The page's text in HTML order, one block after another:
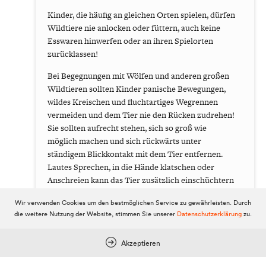
Kinder, die häufig an gleichen Orten spielen, dürfen
Wildtiere nie anlocken oder füttern, auch keine
Esswaren hinwerfen oder an ihren Spielorten
zurücklassen!
Bei Begegnungen mit Wölfen und anderen großen
Wildtieren sollten Kinder panische Bewegungen,
wildes Kreischen und fluchtartiges Wegrennen
vermeiden und dem Tier nie den Rücken zudrehen!
Sie sollten aufrecht stehen, sich so groß wie
möglich machen und sich rückwärts unter
ständigem Blickkontakt mit dem Tier entfernen.
Lautes Sprechen, in die Hände klatschen oder
Anschreien kann das Tier zusätzlich einschüchtern
QUELLE: NATURSCHUTZBUND.AT
Wir verwenden Cookies um den bestmöglichen Service zu gewährleisten. Durch
die weitere Nutzung der Website, stimmen Sie unserer Datenschutzerklärungzu.
Akzeptieren